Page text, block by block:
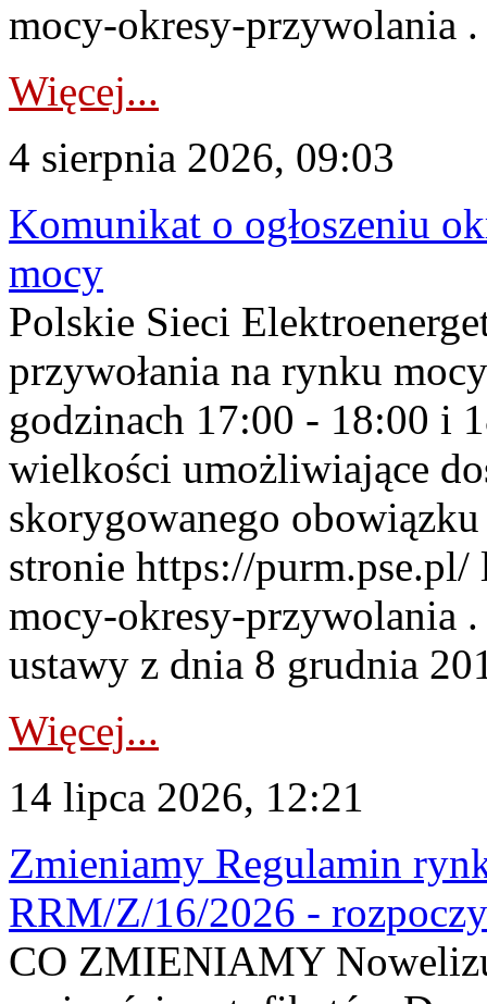
mocy-okresy-przywolania
Więcej...
4 sierpnia 2026, 09:03
Komunikat o ogłoszeniu
mocy
Polskie Sieci
przywołania na rynku
godzinach 17:00 - 18:00 i
wielkości umożliwiające
skorygowanego
stronie https://
mocy-okresy-przywolania
ustawy z dnia 8 grudnia
Więcej...
14 lipca 2026, 12:21
Zmieniamy Regulamin
RRM/Z/16/2026 -
CO ZMIENIAMY